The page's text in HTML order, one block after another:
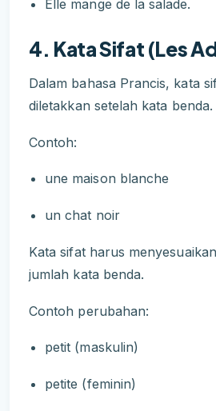
Elle mange de la salade.
4. Kata Sifat (Les
Dalam bahasa Prancis, kata
diletakkan setelah kata benda.
Contoh:
une maison blanche
un chat noir
Kata sifat harus
jumlah kata benda.
Contoh perubahan:
petit (maskulin)
petite (feminin)